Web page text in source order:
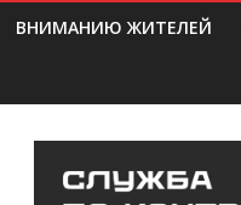
ВНИМАНИЮ ЖИТЕЛЕЙ